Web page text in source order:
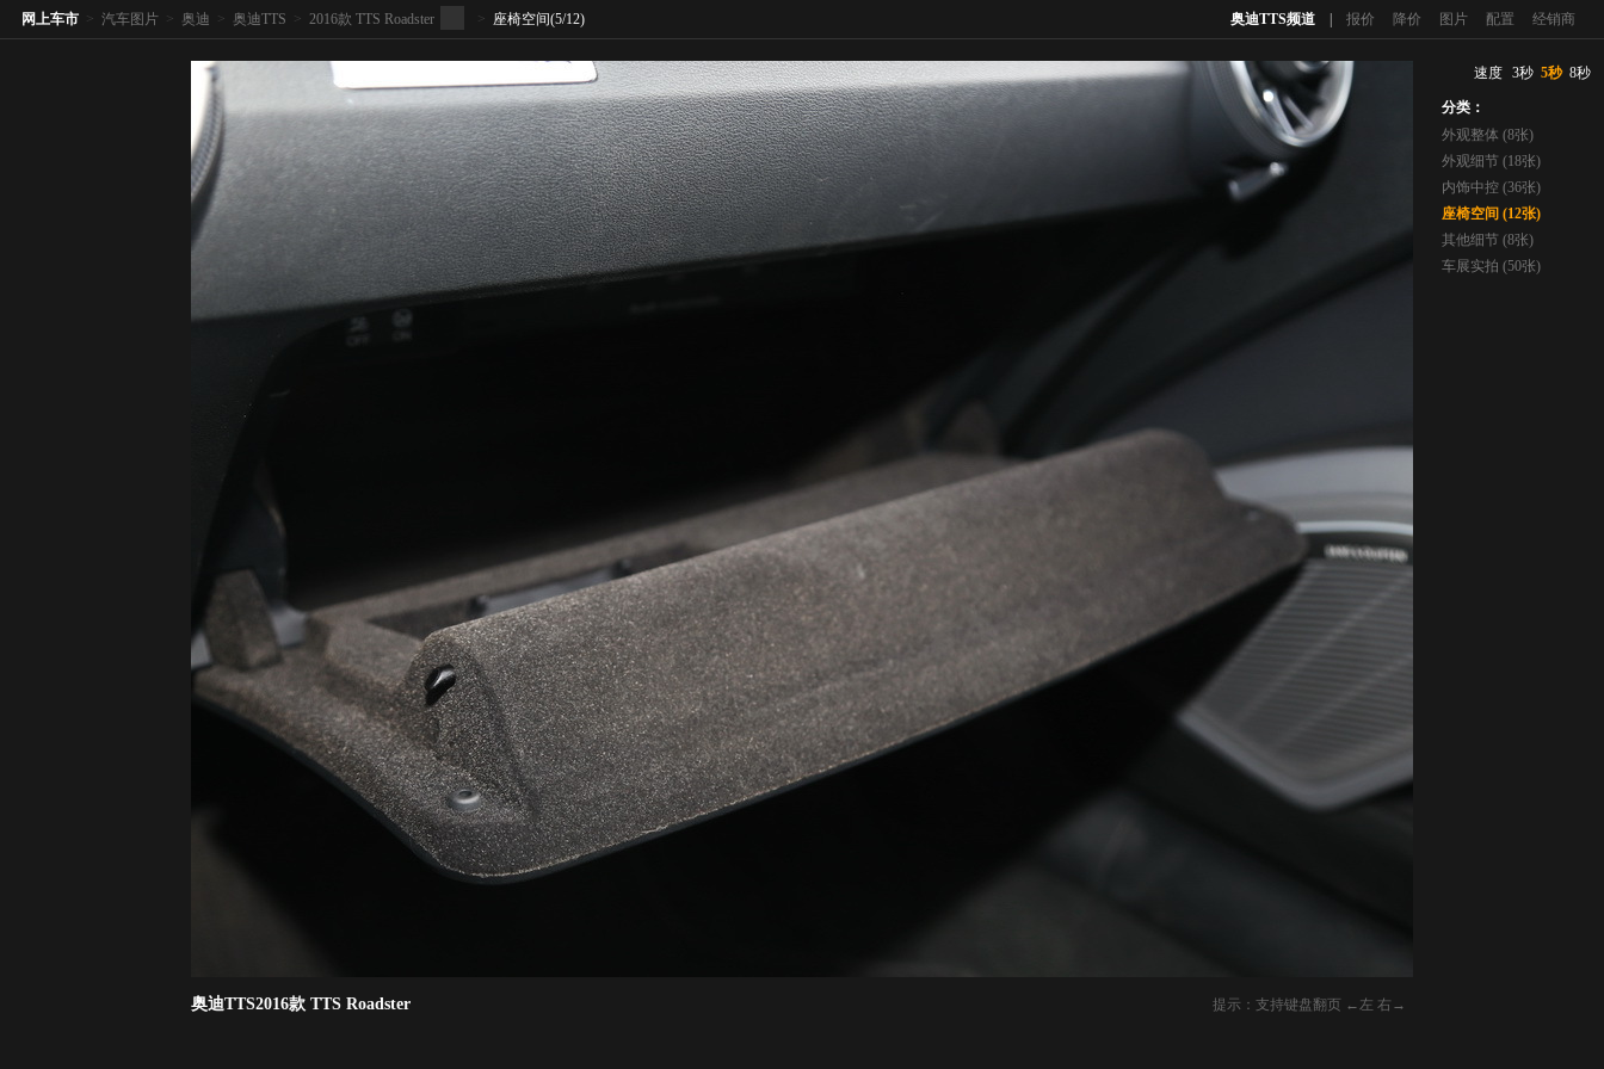
奥迪TTS频道 报价 降价 图片 配置 经销商
网上车市 > 汽车图片 > 奥迪 > 奥迪TTS > 2016款 TTS Roadster > 座椅空间(5/12)
提示：支持键盘翻页 ←左 右→
奥迪TTS2016款 TTS Roadster
速度 3秒 5秒 8秒
分类：
外观整体 (8张)
外观细节 (18张)
内饰中控 (36张)
座椅空间 (12张)
其他细节 (8张)
车展实拍 (50张)